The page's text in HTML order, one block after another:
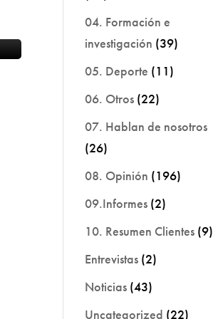
04. Formación e
investigación (39)
05. Deporte (11)
06. Otros (22)
07. Hablan de nosotros
(26)
08. Opinión (196)
09.Informes (2)
10. Resumen Clientes (9)
Entrevistas (2)
Noticias (43)
Uncategorized (22)